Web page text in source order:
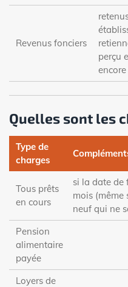
Revenus fonciers
perçu
encore
Quelles sont les
Type de
charges
Tous prêts
en cours
si la date de
mois (même
neuf qui ne
Pension
alimentaire
payée
Loyers de